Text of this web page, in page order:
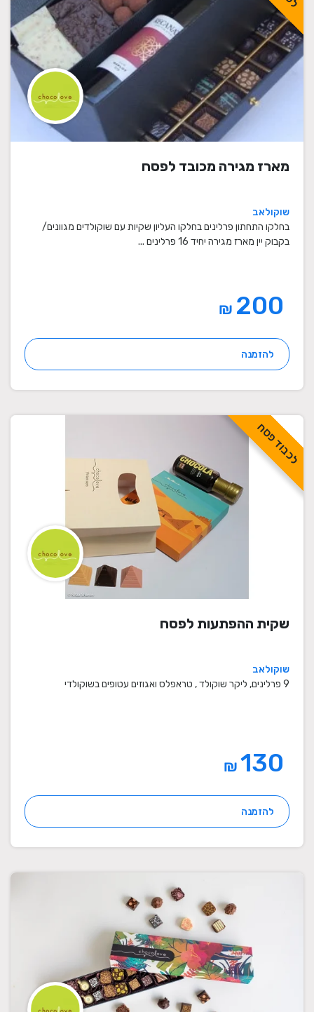
מארז מגירה מכובד לפסח
שוקולאב
בחלקו התחתון פרלינים בחלקו העליון שקיות עם שוקולדים מגוונים/
בקבוק יין מארז מגירה יחיד 16 פרלינים ...
₪
להזמנה
לכבוד פסח
שקית ההפתעות לפסח
שוקולאב
9 פרלינים, ליקר שוקולד , טראפלס ואגוזים עטופים בשוקולדי
₪
להזמנה